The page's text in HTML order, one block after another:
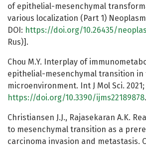
of epithelial-mesenchymal
various localization (Part 1)
DOI: https://doi.org/10.26435/
Rus)].
Chou M.Y. Interplay of
epithelial-mesenchymal transition
microenvironment. Int J Mol Sci. 2021;
https://doi.org/10.3390/ijms22189878.
Christiansen J.J., Rajasekaran A.K.
to mesenchymal transition as a
carcinoma invasion and metastasis.